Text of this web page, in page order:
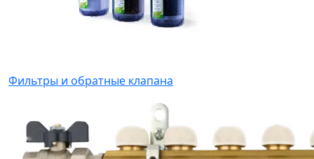
Фильтры и обратные клапана